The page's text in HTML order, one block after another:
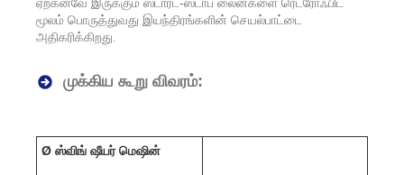
ஏற்கனவே இருக்கும் ஸ்டார்ட்-ஸ்டாப் லைன்களை ரெட்ரோஃபிட்
மூலம் பொருத்துவது இயந்திரங்களின் செயல்பாட்டை
அதிகரிக்கிறது.
முக்கிய கூறு விவரம்:
Ø ஸ்விங் ஷீயர் மெஷின்